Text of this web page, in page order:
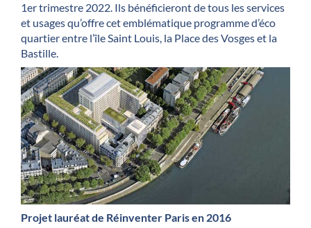
1er trimestre 2022. Ils bénéficieront de tous les services
et usages qu’offre cet emblématique programme d’éco
quartier entre l’île Saint Louis, la Place des Vosges et la
Bastille.
Projet lauréat de Réinventer Paris en 2016